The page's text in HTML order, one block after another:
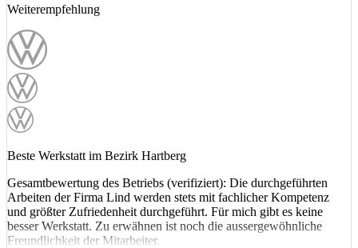
Weiterempfehlung
Beste Werkstatt im Bezirk Hartberg
Gesamtbewertung des Betriebs (verifiziert): Die durchgeführten
Arbeiten der Firma Lind werden stets mit fachlicher Kompetenz
und größter Zufriedenheit durchgeführt. Für mich gibt es keine
besser Werkstatt. Zu erwähnen ist noch die aussergewöhnliche
Freundlichkeit der Mitarbeiter.